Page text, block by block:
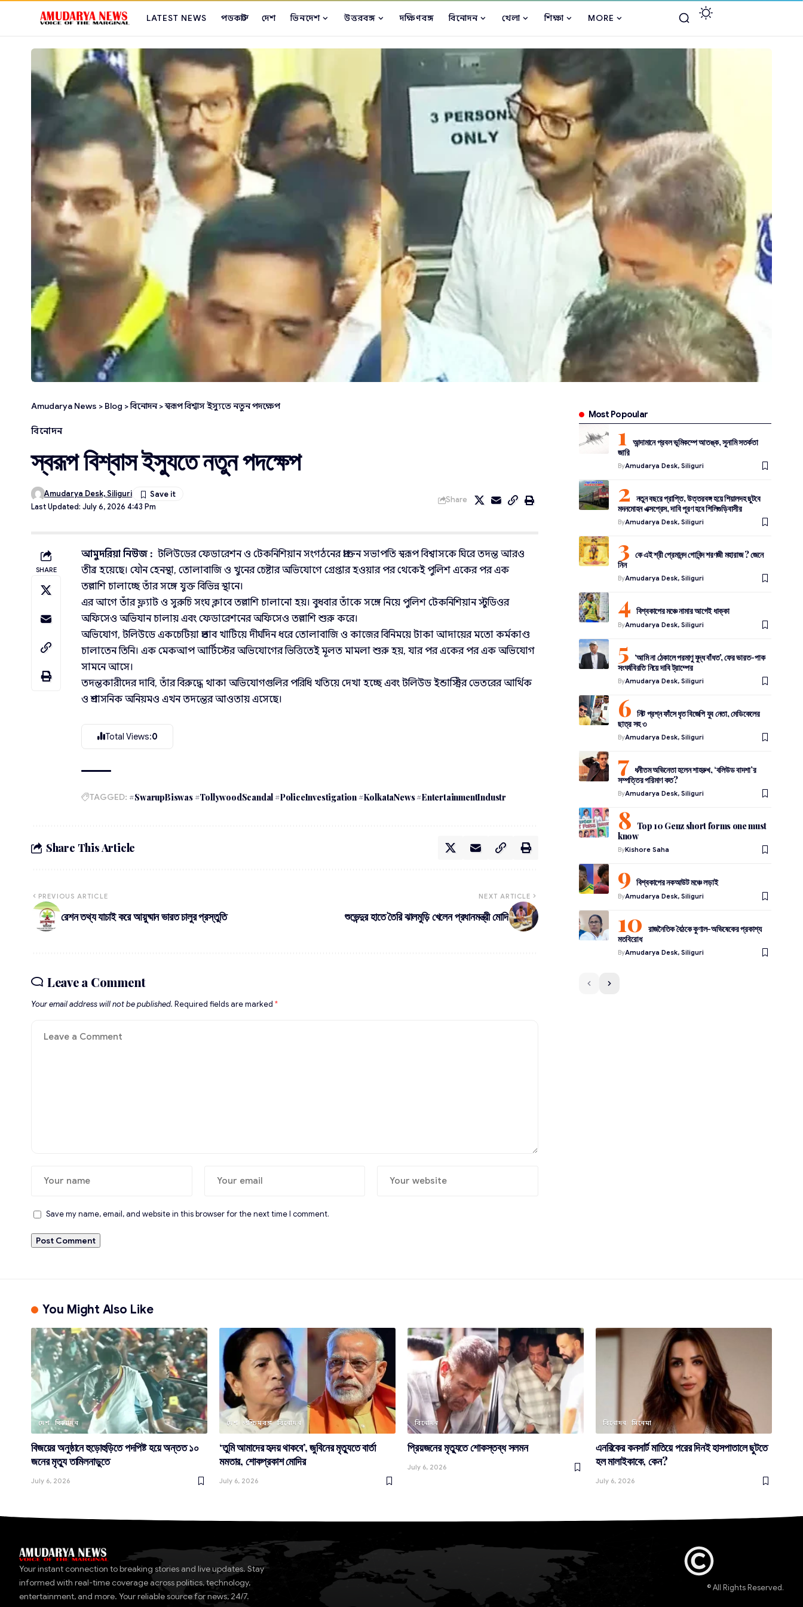
LATEST NEWS পডকাস্ট দেশ ভিনদেশ উত্তরবঙ্গ দক্ষিণবঙ্গ বিনোদন খেলা শিক্ষা MORE
Amudarya News > Blog >বিনোদন>স্বরূপ বিশ্বাস ইস্যুতে নতুন পদক্ষেপ
বিনোদন
স্বরূপ বিশ্বাস ইস্যুতে নতুন পদক্ষেপ
Last Updated: July 6, 2026 4:43 Pm
Amudarya Desk, Siliguri
Share
SHARE
আমুদরিয়া নিউজ :টলিউডের ফেডারেশন ও টেকনিশিয়ান সংগঠনের প্রাক্তন সভাপতি স্বরূপ বিশ্বাসকে ঘিরে তদন্ত আরও
তীব্র হয়েছে। যৌন হেনস্থা, তোলাবাজি ও খুনের চেষ্টার অভিযোগে গ্রেপ্তার হওয়ার পর থেকেই পুলিশ একের পর এক
তল্লাশি চালাচ্ছে তাঁর সঙ্গে যুক্ত বিভিন্ন স্থানে।
এর আগে তাঁর ফ্ল্যাট ও সুরুচি সংঘ ক্লাবে তল্লাশি চালানো হয়। বুধবার তাঁকে সঙ্গে নিয়ে পুলিশ টেকনিশিয়ান স্টুডিওর
অফিসেও অভিযান চালায় এবং ফেডারেশনের অফিসেও তল্লাশি শুরু করে।
অভিযোগ, টলিউডে একচেটিয়া প্রভাব খাটিয়ে দীর্ঘদিন ধরে তোলাবাজি ও কাজের বিনিময়ে টাকা আদায়ের মতো কর্মকাণ্ড
চালাতেন তিনি। এক মেকআপ আর্টিস্টের অভিযোগের ভিত্তিতেই মূলত মামলা শুরু হয়, যার পর একের পর এক অভিযোগ
সামনে আসে।
তদন্তকারীদের দাবি, তাঁর বিরুদ্ধে থাকা অভিযোগগুলির পরিধি খতিয়ে দেখা হচ্ছে এবং টলিউড ইন্ডাস্ট্রির ভেতরের আর্থিক
ও প্রশাসনিক অনিয়মও এখন তদন্তের আওতায় এসেছে।
Total Views:0
TAGGED: #SwarupBiswas #TollywoodScandal #PoliceInvestigation #KolkataNews #EntertainmentIndustr
Share This Article
PREVIOUS ARTICLE
রেশন তথ্য যাচাই করে আয়ুষ্মান ভারত চালুর প্রস্তুতি
NEXT ARTICLE
শুভেন্দুর হাতে তৈরি ঝালমুড়ি খেলেন প্রধানমন্ত্রী মোদি
Leave a Comment
Your email address will not be published. Required fields are marked *
Save my name, email, and website in this browser for the next time I comment.
Most Popoular
আন্দামানে প্রবল ভূমিকম্পে আতঙ্ক, সুনামি সতর্কতা
জারি
ByAmudarya Desk, Siliguri
নতুন বছরে প্রাপ্তি, উত্তরবঙ্গ হয়ে শিয়ালদহ ছুটবে
মদনমোহন এক্সপ্রেস, দাবি পূরণ হবে শিলিগুড়িবাসীর
ByAmudarya Desk, Siliguri
কে এই শ্রী প্রেমানন্দ গোবিন্দ শরণজী মহারাজ ? জেনে
নিন
ByAmudarya Desk, Siliguri
বিশ্বকাপের মঞ্চে নামার আগেই ধাক্কা
ByAmudarya Desk, Siliguri
‘আমি না ঠেকালে পরমাণু যুদ্ধ বাঁধত’, ফের ভারত-পাক
সংঘর্ষবিরতি নিয়ে দাবি ট্রাম্পের
ByAmudarya Desk, Siliguri
নিট প্রশ্ন ফাঁসে ধৃত বিজেপি যুব নেতা, মেডিকেলের
ছাত্র সহ ৩
ByAmudarya Desk, Siliguri
ধনীতম অভিনেতা হলেন শাহরুখ, ‘বলিউড বাদশা’র
সম্পত্তির পরিমাণ কত?
ByAmudarya Desk, Siliguri
Top 10 Genz short forms one must
know
ByKishore Saha
বিশ্বকাপের নকআউট মঞ্চে লড়াই
ByAmudarya Desk, Siliguri
রাজনৈতিক বৈঠকে কুণাল-অভিষেকের প্রকাশ্য
মতবিরোধ
ByAmudarya Desk, Siliguri
You Might Also Like
দেশ বিনোদন
বিজয়ের অনুষ্ঠানে হুড়োহুড়িতে পদপিষ্ট হয়ে অন্তত ১০
জনের মৃত্যু তামিলনাড়ুতে
July 6, 2026
দেশ পশ্চিমবঙ্গ বিনোদন
‘তুমি আমাদের হৃদয় থাকবে’, জুবিনের মৃত্যুতে বার্তা
মমতার, শোকপ্রকাশ মোদির
July 6, 2026
বিনোদন
প্রিয়জনের মৃত্যুতে শোকস্তব্ধ সলমন
July 6, 2026
বিনোদন সিনেমা
এনরিকের কনসার্ট মাতিয়ে পরের দিনই হাসপাতালে ছুটতে
হল মালাইকাকে, কেন?
July 6, 2026
Your instant connection to breaking stories and live updates. Stay
informed with real-time coverage across politics, technology,
entertainment, and more. Your reliable source for news, 24/7.
© All Rights Reserved.